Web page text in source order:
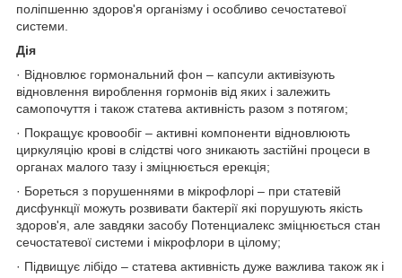
поліпшенню здоров'я організму і особливо сечостатевої
системи.
Дія
· Відновлює гормональний фон – капсули активізують
відновлення вироблення гормонів від яких і залежить
самопочуття і також статева активність разом з потягом;
· Покращує кровообіг – активні компоненти відновлюють
циркуляцію крові в слідстві чого зникають застійні процеси в
органах малого тазу і зміцнюється ерекція;
· Бореться з порушеннями в мікрофлорі – при статевій
дисфункції можуть розвивати бактерії які порушують якість
здоров'я, але завдяки засобу Потенциалекс зміцнюється стан
сечостатевої системи і мікрофлори в цілому;
· Підвищує лібідо – статева активність дуже важлива також як і